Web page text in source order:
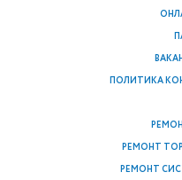
ПОЛИТИКА
РЕМОНТ
РЕМОНТ